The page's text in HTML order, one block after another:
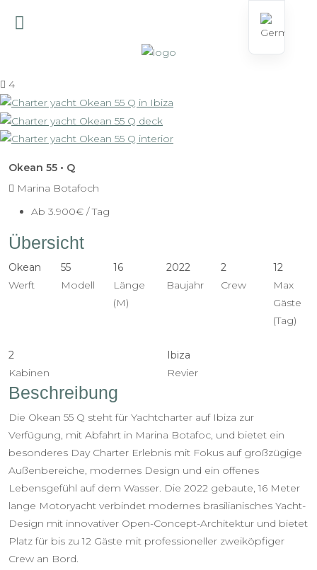
4
Okean 55 • Q
Marina Botafoch
Ab 3.900€ / Tag
Übersicht
Okean
Werft
55
Modell
16
Länge
(M)
2022
Baujahr
2
Crew
12
Max
Gäste
(Tag)
2
Kabinen
Ibiza
Revier
Beschreibung
Die Okean 55 Q steht für Yachtcharter auf Ibiza zur
Verfügung, mit Abfahrt in Marina Botafoc, und bietet ein
besonderes Day Charter Erlebnis mit Fokus auf großzügige
Außenbereiche, modernes Design und ein offenes
Lebensgefühl auf dem Wasser. Die 2022 gebaute, 16 Meter
lange Motoryacht verbindet modernes brasilianisches Yacht-
Design mit innovativer Open-Concept-Architektur und bietet
Platz für bis zu 12 Gäste mit professioneller zweiköpfiger
Crew an Bord.